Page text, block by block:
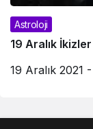
Astroloji
19 Aralık
19 Aralık 2021